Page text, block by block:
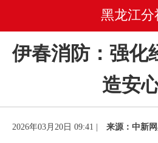
黑龙江分
伊春消防：强化
造安
2026年03月20日 09:41 | 来源：中新